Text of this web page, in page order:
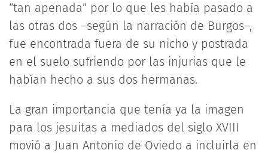
“tan apenada” por lo que les había pasado a
las otras dos –según la narración de Burgos–,
fue encontrada fuera de su nicho y postrada
en el suelo sufriendo por las injurias que le
habían hecho a sus dos hermanas.
La gran importancia que tenía ya la imagen
para los jesuitas a mediados del siglo XVIII
movió a Juan Antonio de Oviedo a incluirla en